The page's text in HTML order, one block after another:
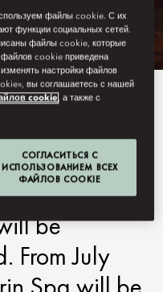
Hong
next phase
during a
spa and
be
From July
файлы cookie. С их
функции социальных сетей.
файлы cookie, которые
cookie приведена
настройки файлов
вы соглашаетесь с нашей
cookie, а также с
СОГЛАСИТЬСЯ С
ИСПОЛЬЗОВАНИЕМ ВСЕХ
ФАЙЛОВ COOKIE